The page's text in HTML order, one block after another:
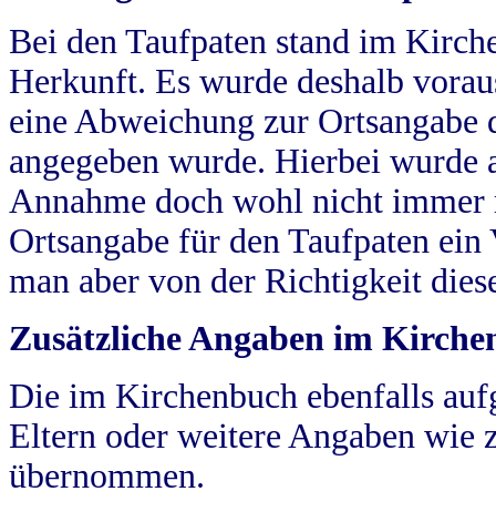
Bei den Taufpaten stand im
Herkunft. Es wurde deshalb
eine Abweichung zur
angegeben wurde. Hierbei wurde
Annahme doch wohl nicht
Ortsangabe für den Taufpaten
man aber von der Richtigkeit
Zusätzliche Angaben im
Die im Kirchenbuch ebenfalls
Eltern oder weitere Angaben wie
übernommen.